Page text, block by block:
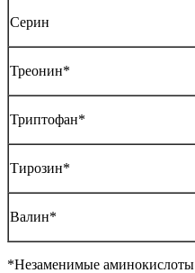
Серин
Треонин*
Триптофан*
Тирозин*
Валин*
*Незаменимые аминокислоты